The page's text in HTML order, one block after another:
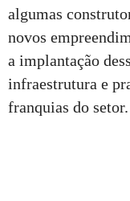
algumas
novos
a implantação
infraestrutura e
franquias do setor.